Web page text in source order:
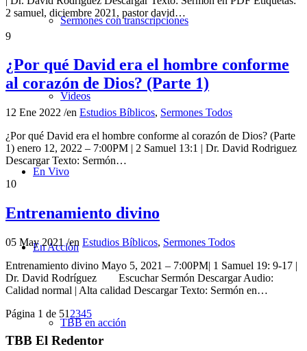
Sermones con transcripciones
Videos
En Vivo
En Acción
TBB en acción
2 samuel, diciembre 2021, pastor david…
9
¿Por qué David era el hombre conforme
al corazón de Dios? (Parte 1)
12 Ene 2022 /en Estudios Bíblicos, Sermones Todos
¿Por qué David era el hombre conforme al corazón de Dios? (Parte
1) enero 12, 2022 – 7:00PM | 2 Samuel 13:1 | Dr. David Rodriguez
Descargar Texto: Sermón…
10
Entrenamiento divino
05 May 2021/en Estudios Bíblicos, Sermones Todos
Entrenamiento divino Mayo 5, 2021 – 7:00PM| 1 Samuel 19: 9-17 |
Dr. David Rodríguez Escuchar Sermón Descargar Audio:
Calidad normal | Alta calidad Descargar Texto: Sermón en…
Página 1 de 51 2345
TBB El Redentor